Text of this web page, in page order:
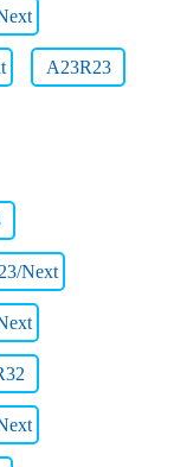
A23R23
Next